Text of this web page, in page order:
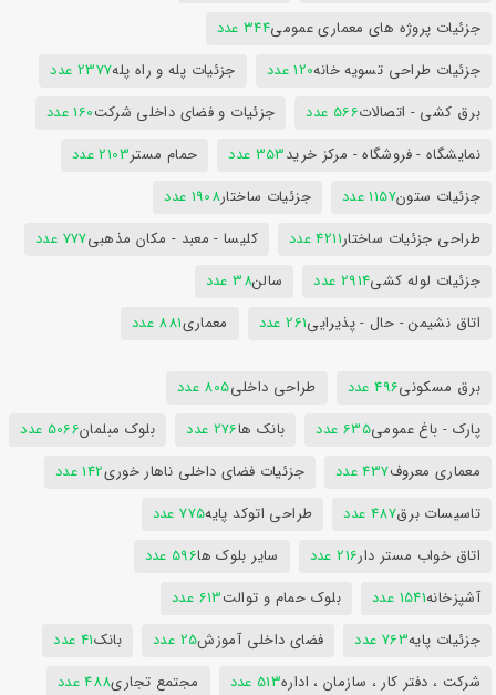
جزئیات پروژه های معماری عمومی344 عدد
جزئیات طراحی تسویه خانه120 عدد جزئیات پله و راه پله2377 عدد
برق کشی - اتصالات566 عدد جزئیات و فضای داخلی شرکت160 عدد
نمایشگاه - فروشگاه - مرکز خرید353 عدد حمام مستر2103 عدد
جزئیات ستون1157 عدد جزئیات ساختار1908 عدد
طراحی جزئیات ساختار4211 عدد کلیسا - معبد - مکان مذهبی777 عدد
جزئیات لوله کشی2914 عدد سالن38 عدد
اتاق نشیمن - حال - پذیرایی261 عدد معماری881 عدد
برق مسکونی496 عدد طراحی داخلی805 عدد
پارک - باغ عمومی635 عدد بانک ها276 عدد بلوک مبلمان5066 عدد
معماری معروف437 عدد جزئیات فضای داخلی ناهار خوری142 عدد
تاسیسات برق487 عدد طراحی اتوکد پایه775 عدد
اتاق خواب مستر دار216 عدد سایر بلوک ها596 عدد
آشپزخانه1541 عدد بلوک حمام و توالت613 عدد
جزئیات پایه763 عدد فضای داخلی آموزش25 عدد بانک41 عدد
شرکت ، دفتر کار ، سازمان ، اداره513 عدد مجتمع تجاری488 عدد